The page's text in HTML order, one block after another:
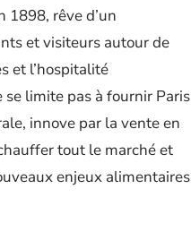
1898, rêve d’un
et visiteurs autour de
et l’hospitalité
limite pas à fournir Paris
innove par la vente en
tout le marché et
enjeux alimentaires